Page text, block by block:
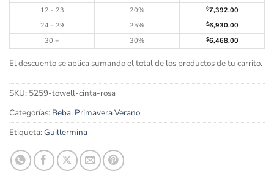
12 - 23
20% $7,392.00
24 - 29
25% $6,930.00
30 +
30% $6,468.00
El descuento se aplica sumando el total de los productos de tu carrito.
SKU: 5259-towell-cinta-rosa
Categorías: Beba, Primavera Verano
Etiqueta:Guillermina